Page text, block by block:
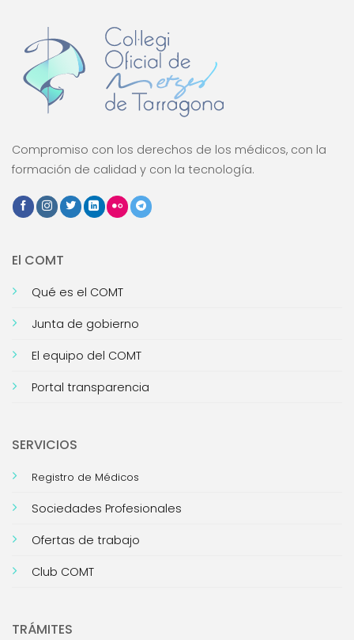
Compromiso con los derechos de los médicos, con la
formación de calidad y con la tecnología.
El COMT
Qué es el COMT
Junta de gobierno
El equipo del COMT
Portal transparencia
SERVICIOS
Registro de Médicos
Sociedades Profesionales
Ofertas de trabajo
Club COMT
TRÁMITES